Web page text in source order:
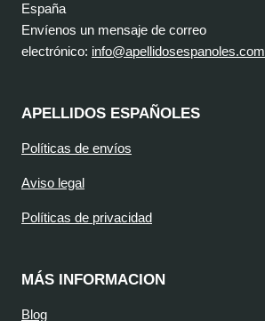
España
Envíenos un mensaje de correo
electrónico: info@apellidosespanoles.com
APELLIDOS ESPAÑOLES
Políticas de envíos
Aviso legal
Políticas de privacidad
MÁS INFORMACION
Blog